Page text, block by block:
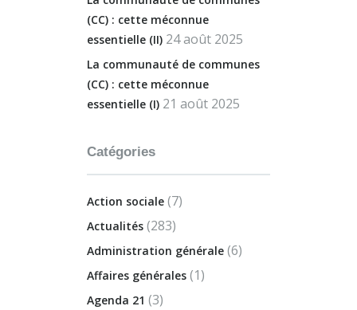
(CC) : cette méconnue
essentielle (II) 24 août 2025
La communauté de communes
(CC) : cette méconnue
essentielle (I) 21 août 2025
Catégories
Action sociale (7)
Actualités (283)
Administration générale (6)
Affaires générales (1)
Agenda 21 (3)